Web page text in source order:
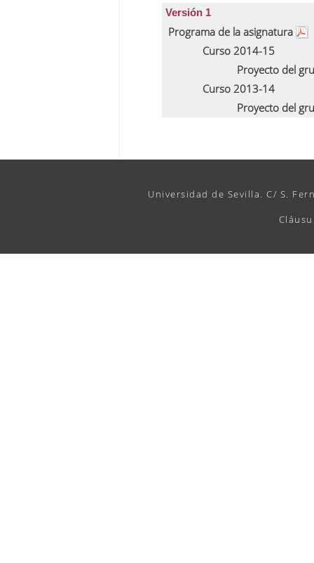
Versión 1
Programa de la asignatura
Curso 2014-15
Proyecto del
Curso 2013-14
Proyecto del
Universidad de Sevilla. C/ S.